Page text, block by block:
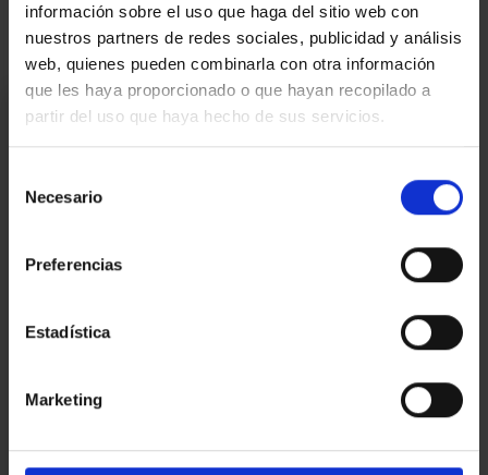
información sobre el uso que haga del sitio web con
nuestros partners de redes sociales, publicidad y análisis
web, quienes pueden combinarla con otra información
que les haya proporcionado o que hayan recopilado a
partir del uso que haya hecho de sus servicios.
Necesario
Preferencias
Estadística
Marketing
Estoy interesado
*Campos requeridos
Teléfono
E-
mail